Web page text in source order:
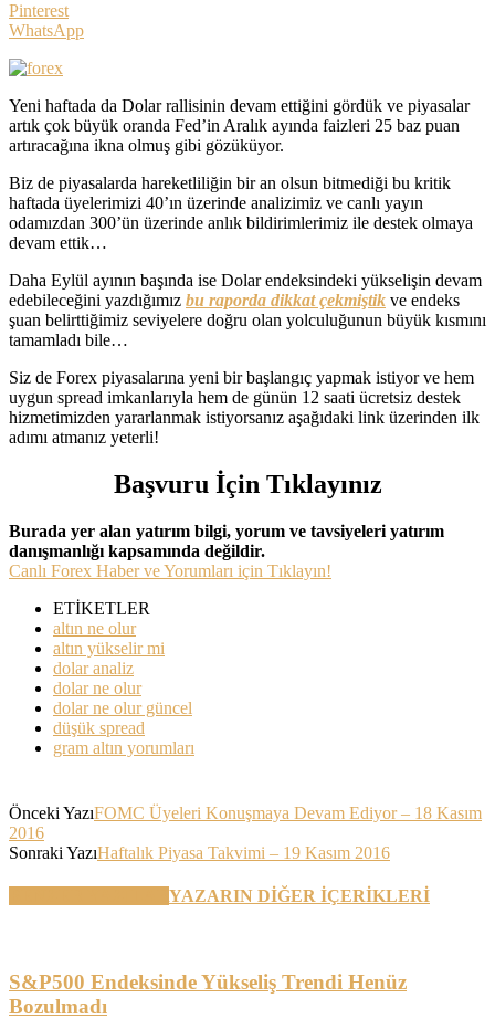
Pinterest
WhatsApp
Yeni haftada da Dolar rallisinin devam ettiğini gördük ve piyasalar
artık çok büyük oranda Fed’in Aralık ayında faizleri 25 baz puan
artıracağına ikna olmuş gibi gözüküyor.
Biz de piyasalarda hareketliliğin bir an olsun bitmediği bu kritik
haftada üyelerimizi 40’ın üzerinde analizimiz ve canlı yayın
odamızdan 300’ün üzerinde anlık bildirimlerimiz ile destek olmaya
devam ettik…
Daha Eylül ayının başında ise Dolar endeksindeki yükselişin devam
edebileceğini yazdığımız bu raporda dikkat çekmiştik ve endeks
şuan belirttiğimiz seviyelere doğru olan yolculuğunun büyük kısmını
tamamladı bile…
Siz de Forex piyasalarına yeni bir başlangıç yapmak istiyor ve hem
uygun spread imkanlarıyla hem de günün 12 saati ücretsiz destek
hizmetimizden yararlanmak istiyorsanız aşağıdaki link üzerinden ilk
adımı atmanız yeterli!
Başvuru İçin Tıklayınız
Burada yer alan yatırım bilgi, yorum ve tavsiyeleri yatırım
danışmanlığı kapsamında değildir.
Canlı Forex Haber ve Yorumları için Tıklayın!
ETİKETLER
altın ne olur
altın yükselir mi
dolar analiz
dolar ne olur
dolar ne olur güncel
düşük spread
gram altın yorumları
Önceki YazıFOMC Üyeleri Konuşmaya Devam Ediyor – 18 Kasım
2016
Sonraki YazıHaftalık Piyasa Takvimi – 19 Kasım 2016
YAZARIN DİĞER İÇERİKLERİ
S&P500 Endeksinde Yükseliş Trendi Henüz
Bozulmadı